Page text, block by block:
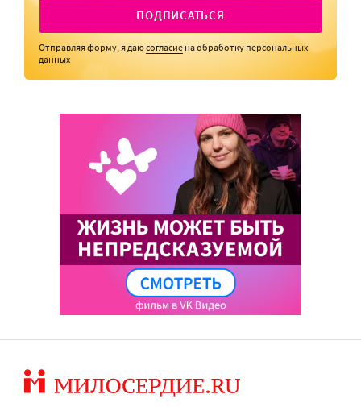
ПОДПИСАТЬСЯ
Отправляя форму, я даюсогласие на обработку персональных
данных